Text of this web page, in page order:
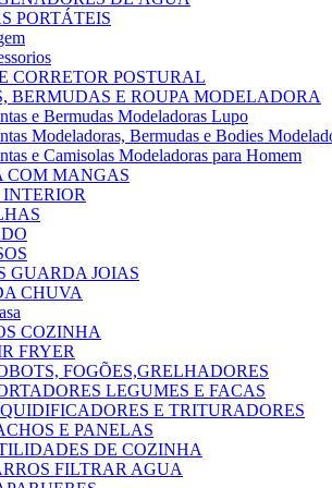
PORTÁTEIS
CORRETOR POSTURAL
BERMUDAS E ROUPA MODELADORA
e Bermudas Modeladoras Lupo
Modeladoras, Bermudas e Bodies
e Camisolas Modeladoras para Homem
COM MANGAS
GUARDA JOIAS
CHUVA
COZINHA
FRYER
FOGÕES,GRELHADORES
LEGUMES E FACAS
E TRITURADORES
E PANELAS
DE COZINHA
FILTRAR AGUA